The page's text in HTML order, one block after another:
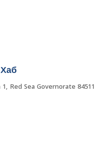
Red Sea Governorate 84511